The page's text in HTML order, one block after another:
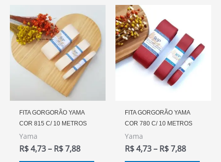
FITA GORGORÃO YAMA
COR 815 C/ 10 METROS
Yama
R$4,73– R$7,88
De
Preço:
R$ 4,73
Através
R$ 7,88
produto
tem
várias
variantes.
escolhidas
FITA GORGORÃO YAMA
COR 780 C/ 10 METROS
Yama
R$4,73– R$7,88
R$ 4,73
Através
R$ 7,88